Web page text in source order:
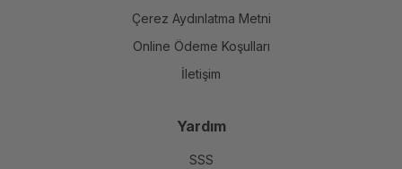
Çerez Aydınlatma Metni
Online Ödeme Koşulları
İletişim
Yardım
SSS